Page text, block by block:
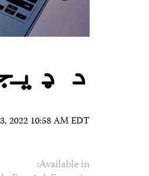
د
2022 10:58 AM EDT
Available in: